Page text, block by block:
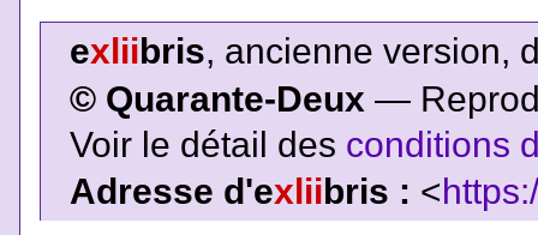
exlii bris, ancienne version,
© Quarante-Deux —
Voir le détail des conditions
Adresse d'exliibris : <